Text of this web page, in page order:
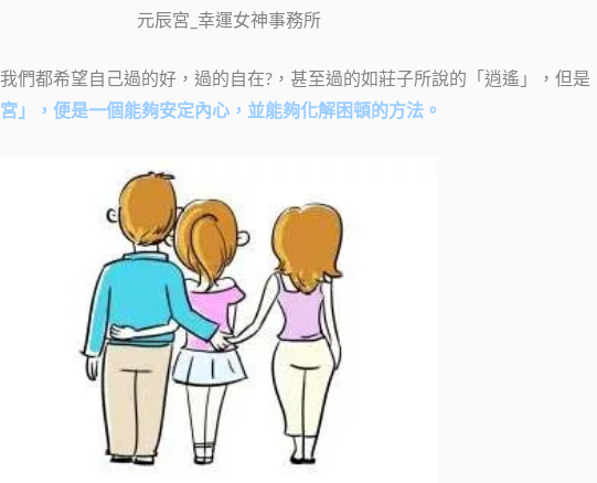
元辰宮_幸運女神事務所
我們都希望自己過的好，過的自在?，甚至過的如莊子所說的「逍遙」，但是
宮」，便是一個能夠安定內心，並能夠化解困頓的方法。